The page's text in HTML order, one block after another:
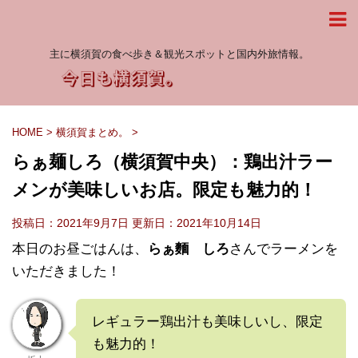
主に横須賀の食べ歩き＆観光スポットと国内外旅情報。
HOME > 横須賀まとめ。 >
らぁ麺しろ（横須賀中央）：鶏出汁ラー
メンが美味しいお店。限定も魅力的！
投稿日：2021年9月7日 更新日： 2021年10月14日
本日のお昼ごはんは、 らぁ麵 しろさんでラーメンを
いただきました！
レギュラー鶏出汁も美味しいし、限定
も魅力的！